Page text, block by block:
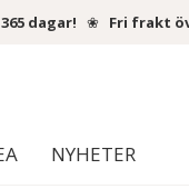
dagar! ❀ Fri frakt
NYHETER